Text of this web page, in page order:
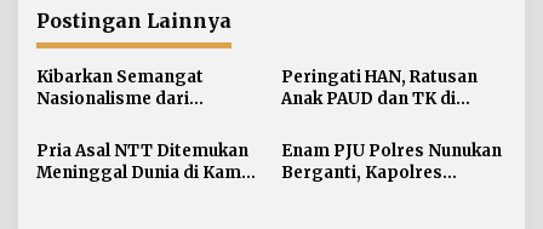
g
a
s
i
o
Postingan Lainnya
Kibarkan Semangat
Nasionalisme dari
Merah Putih 81 Meter
Dibentangkan di Sebatik
Peringati HAN, Ratusan
Anak PAUD dan TK di
Lomba Menggambar dan
Mewarnai
Pria Asal NTT Ditemukan
Meninggal Dunia di Kamar
Enam PJU Polres Nunukan
Berganti, Kapolres